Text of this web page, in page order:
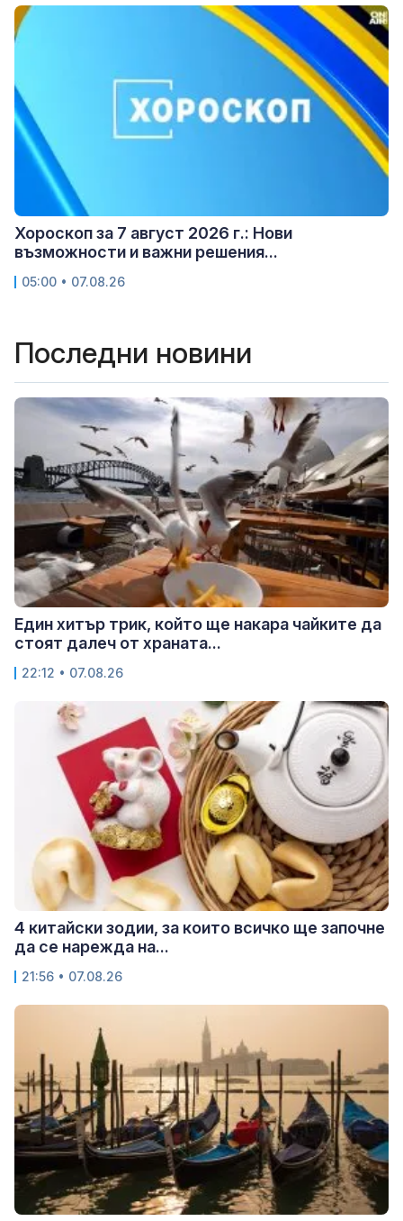
Хороскоп за 7 август 2026 г.: Нови
възможности и важни решения...
05:00 • 07.08.26
Последни новини
Един хитър трик, който ще накара чайките да
стоят далеч от храната...
22:12 • 07.08.26
4 китайски зодии, за които всичко ще започне
да се нарежда на...
21:56 • 07.08.26